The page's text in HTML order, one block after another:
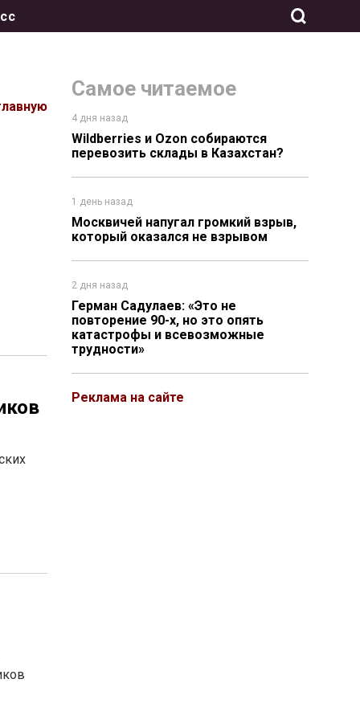
Самое читаемое
4 дня назад
Wildberries и Ozon собираются
перевозить склады в Казахстан?
1 день назад
Москвичей напугал громкий взрыв,
который оказался не взрывом
2 дня назад
Герман Садулаев: «Это не
повторение 90-х, но это опять
катастрофы и всевозможные
трудности»
Реклама на сайте